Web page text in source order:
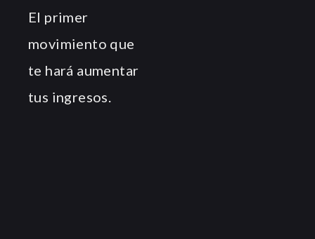
El primer
movimiento que
te hará aumentar
tus ingresos.